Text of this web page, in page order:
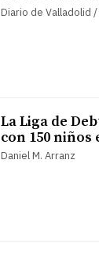
Diario de Valladolid /
La Liga de
con 150 niños
Daniel M. Arranz